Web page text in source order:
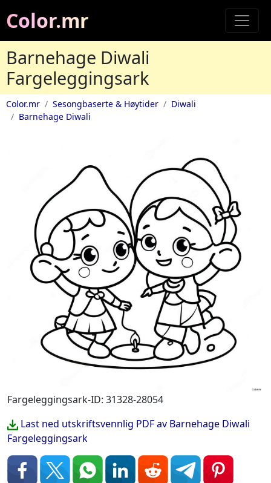
Color.mr
Barnehage Diwali
Fargeleggingsark
Color.mr Sesongbaserte & Høytider
Diwali
Barnehage Diwali
Fargeleggingsark-ID: 31328-28054
Last ned utskriftsvennlig PDF av Barnehage Diwali
Fargeleggingsark